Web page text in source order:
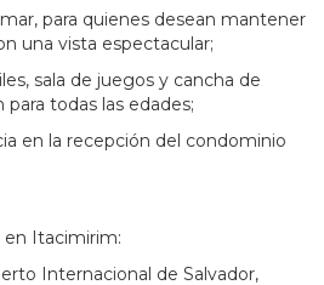
para quienes desean mantener
una vista espectacular;
sala de juegos y cancha de
todas las edades;
en la recepción del condominio
en Itacimirim:
Internacional de Salvador,